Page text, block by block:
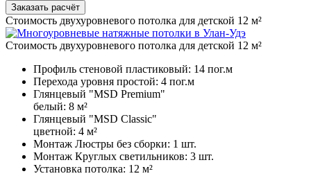
Заказать расчёт
Стоимость двухуровневого потолка для детской 12 м²
Стоимость двухуровневого потолка для детской 12 м²
Профиль стеновой пластиковый: 14 пог.м
Перехода уровня простой: 4 пог.м
Глянцевый "MSD Premium"
белый: 8 м²
Глянцевый "MSD Classic"
цветной: 4 м²
Монтаж Люстры без сборки: 1 шт.
Монтаж Круглых светильников: 3 шт.
Установка потолка: 12 м²